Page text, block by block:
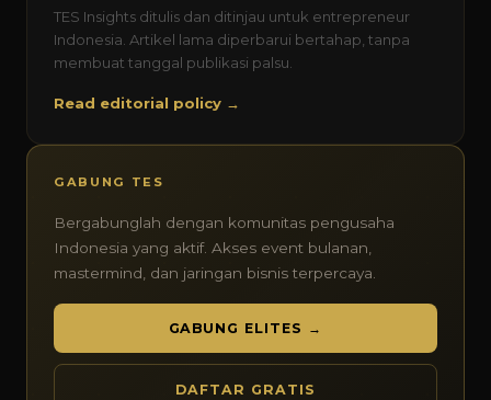
TES Insights ditulis dan ditinjau untuk entrepreneur
Indonesia. Artikel lama diperbarui bertahap, tanpa
membuat tanggal publikasi palsu.
Read editorial policy →
GABUNG TES
Bergabunglah dengan komunitas pengusaha
Indonesia yang aktif. Akses event bulanan,
mastermind, dan jaringan bisnis terpercaya.
GABUNG ELITES →
DAFTAR GRATIS